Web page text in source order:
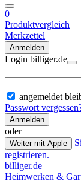
0
Produktvergleich
Merkzettel
Anmelden
Login billiger.de
angemeldet
Passwort
Anmelden
oder
Weiter mit Apple
registrieren.
billiger.de
Heimwerken &